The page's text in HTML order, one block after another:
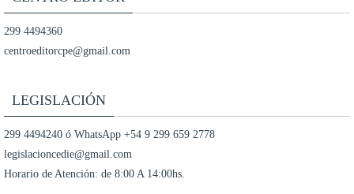
299 4494360
centroeditorcpe@gmail.com
LEGISLACIÓN
299 4494240 ó WhatsApp +54 9 299 659 2778
legislacioncedie@gmail.com
Horario de Atención: de 8:00 A 14:00hs.